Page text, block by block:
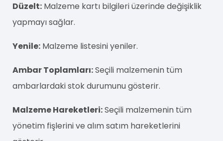
Düzelt: Malzeme kartı bilgileri üzerinde değişiklik
yapmayı sağlar.
Yenile: Malzeme listesini yeniler.
Ambar Toplamları:Seçili malzemenin tüm
ambarlardaki stok durumunu gösterir.
Malzeme Hareketleri:Seçili malzemenin tüm
yönetim fişlerini ve alım satım hareketlerini